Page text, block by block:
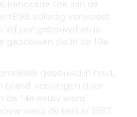
behoorde toe aan de
1898 volledig verwoest.
vijf jaar gebouwd en is
gebouwen die in de 19e
gebouwd in hout,
brand, vervangen door
de 14e eeuw werd
werd de kerk in 1587,